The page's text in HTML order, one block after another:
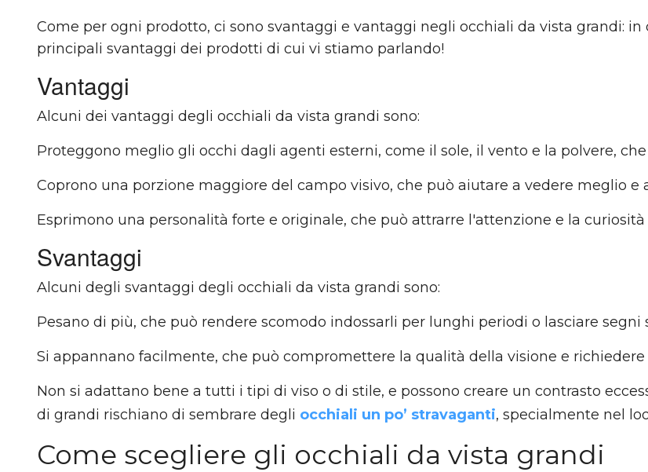
Come per ogni prodotto, ci sono svantaggi e vantaggi negli occhiali da vista grandi:
principali svantaggi dei prodotti di cui vi stiamo parlando!
Vantaggi
Alcuni dei vantaggi degli occhiali da vista grandi sono:
Proteggono meglio gli occhi dagli agenti esterni, come il sole, il vento e la polvere,
Coprono una porzione maggiore del campo visivo, che può aiutare a vedere meglio e
Esprimono una personalità forte e originale, che può attrarre l'attenzione e la
Svantaggi
Alcuni degli svantaggi degli occhiali da vista grandi sono:
Pesano di più, che può rendere scomodo indossarli per lunghi periodi o lasciare segni
Si appannano facilmente, che può compromettere la qualità della visione e
Non si adattano bene a tutti i tipi di viso o di stile, e possono creare un contrasto
di grandi rischiano di sembrare degli occhiali un po’ stravaganti, specialmente nel
Come scegliere gli occhiali da vista grandi